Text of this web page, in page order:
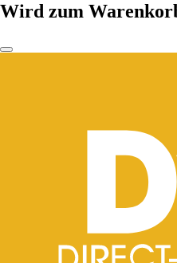
Wird zum